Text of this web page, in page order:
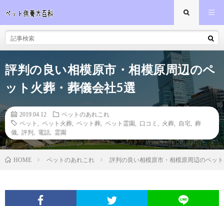
評判の良い相模原市・相模原周辺のペ
ット火葬・葬儀会社5選
2019.04.12
ペットのあれこれ
ペット
ペット火葬 ペット葬 ペット霊園 口コミ 火葬 自宅
葬
儀
評判 電話 霊園
HOME ペットのあれこれ 評判の良い相模原市・相模原周辺のペッ